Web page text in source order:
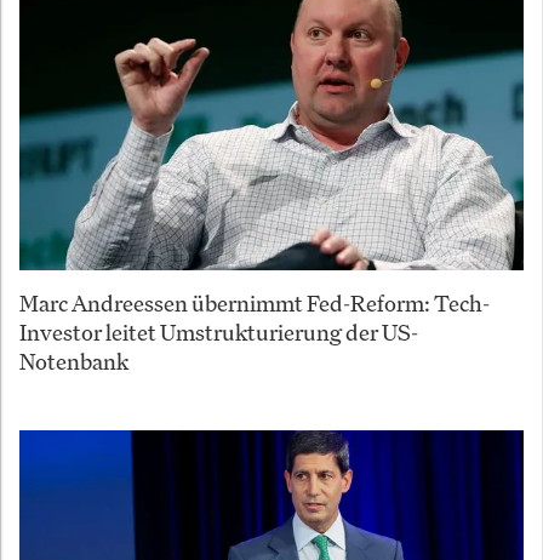
Marc Andreessen übernimmt Fed-Reform: Tech-
Investor leitet Umstrukturierung der US-
Notenbank